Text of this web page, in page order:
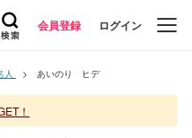
会員登録 ログイン
人 あいのり ヒデ
！